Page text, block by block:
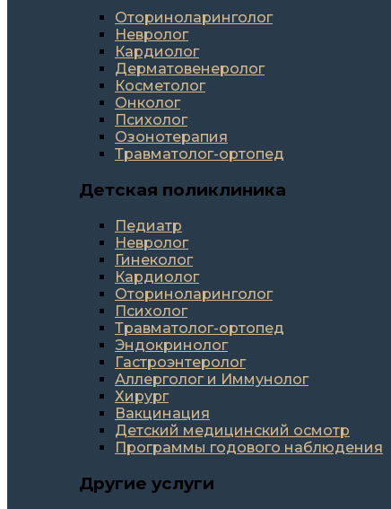
Оториноларинголог
Невролог
Кардиолог
Дерматовенеролог
Косметолог
Онколог
Психолог
Озонотерапия
Травматолог-ортопед
Детская поликлиника
Педиатр
Невролог
Гинеколог
Кардиолог
Оториноларинголог
Психолог
Травматолог-ортопед
Эндокринолог
Гастроэнтеролог
Аллерголог и Иммунолог
Хирург
Вакцинация
Детский медицинский осмотр
Программы годового наблюдения
Другие услуги